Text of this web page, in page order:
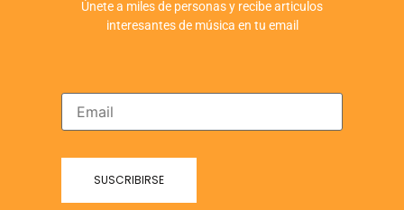
Únete a miles de personas y recibe articulos
interesantes de música en tu email